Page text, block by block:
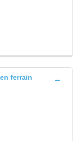
ferrain